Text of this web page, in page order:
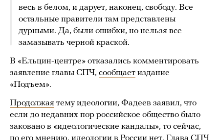
весь в белом, и дарует, наконец, свободу. Все
остальные правители там представлены
дурными. Да, были ошибки, но нельзя все
замазывать черной краской.
В «Ельцин-центре» отказались комментировать
заявление главы СПЧ, сообщает издание
«Подъем».
Продолжая тему идеологии, Фадеев заявил, что
если до недавних пор российское общество было
заковано в «идеологические кандалы», то сейчас,